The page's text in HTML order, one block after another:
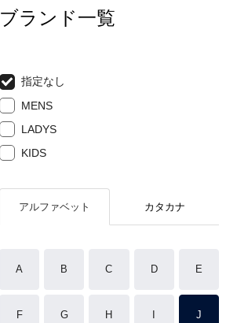
ブランド一覧
指定なし
MENS
LADYS
KIDS
アルファベット カタカナ
A B C D E
F G H J